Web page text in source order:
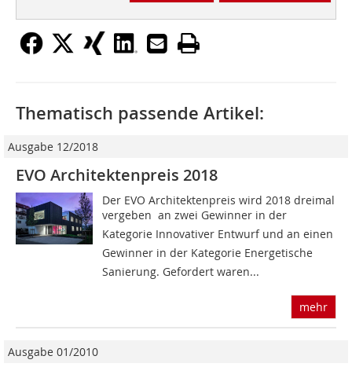
Thematisch passende Artikel:
Ausgabe 12/2018
EVO Architektenpreis 2018
Der EVO Architektenpreis wird 2018 dreimal
vergeben  an zwei Gewinner in der
Kategorie Innovativer Entwurf und an einen
Gewinner in der Kategorie Energetische
Sanierung. Gefordert waren...
mehr
Ausgabe 01/2010